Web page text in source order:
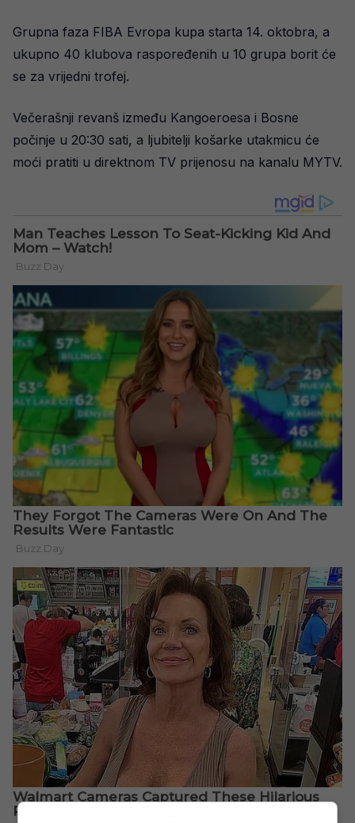
Grupna faza FIBA Evropa kupa starta 14. oktobra, a
ukupno 40 klubova raspoređenih u 10 grupa borit će
se za vrijedni trofej.
Večerašnji revanš između Kangoeroesa i Bosne
počinje u 20:30 sati, a ljubitelji košarke utakmicu će
moći pratiti u direktnom TV prijenosu na kanalu MYTV.